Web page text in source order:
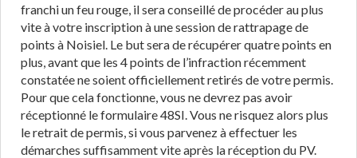
franchi un feu rouge, il sera conseillé de procéder au plus
vite à votre inscription à une session de rattrapage de
points à Noisiel. Le but sera de récupérer quatre points en
plus, avant que les 4 points de l’infraction récemment
constatée ne soient officiellement retirés de votre permis.
Pour que cela fonctionne, vous ne devrez pas avoir
réceptionné le formulaire 48SI. Vous ne risquez alors plus
le retrait de permis, si vous parvenez à effectuer les
démarches suffisamment vite après la réception du PV.